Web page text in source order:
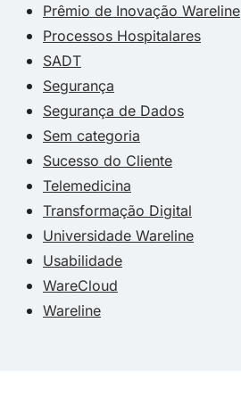
Prêmio de Inovação Wareline
Processos Hospitalares
SADT
Segurança
Segurança de Dados
Sem categoria
Sucesso do Cliente
Telemedicina
Transformação Digital
Universidade Wareline
Usabilidade
WareCloud
Wareline